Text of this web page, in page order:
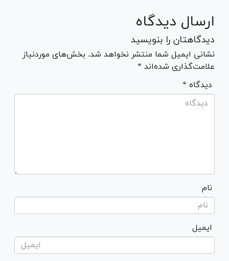
ارسال دیدگاه
دیدگاهتان را بنویسید
نشانی ایمیل شما منتشر نخواهد شد. بخش‌های موردنیاز
علامت‌گذاری شده‌اند *
* دیدگاه
نام
ایمیل